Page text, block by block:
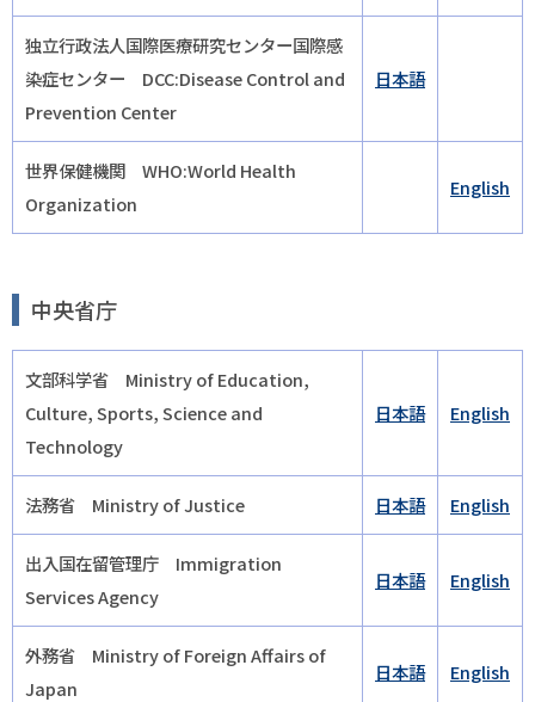
独立行政法人国際医療研究センター国際感
染症センター DCC:Disease Control and
Prevention Center
日本語
世界保健機関 WHO:World Health
Organization
English
中央省庁
文部科学省 Ministry of Education,
Culture, Sports, Science and
Technology
日本語 English
法務省 Ministry of Justice 日本語 English
出入国在留管理庁 Immigration
Services Agency
日本語 English
外務省 Ministry of Foreign Affairs of
Japan
日本語 English